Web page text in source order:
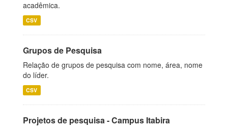
acadêmica.
CSV
Grupos de Pesquisa
Relação de grupos de pesquisa com nome, área, nome
do líder.
CSV
Projetos de pesquisa - Campus Itabira